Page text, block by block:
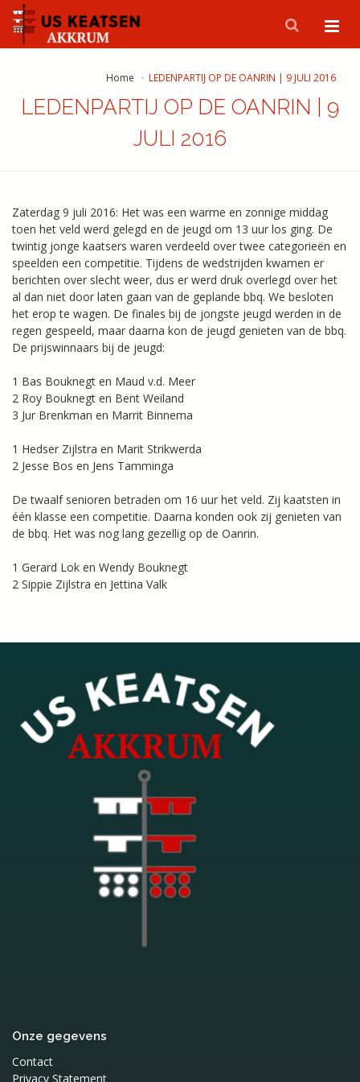
Home LEDENPARTIJ OP DE OANRIN | 9 JULI 2016
LEDENPARTIJ OP DE OANRIN | 9
JULI 2016
Zaterdag 9 juli 2016: Het was een warme en zonnige middag
toen het veld werd gelegd en de jeugd om 13 uur los ging. De
twintig jonge kaatsers waren verdeeld over twee categorieën en
speelden een competitie. Tijdens de wedstrijden kwamen er
berichten over slecht weer, dus er werd druk overlegd over het
al dan niet door laten gaan van de geplande bbq. We besloten
het erop te wagen. De finales bij de jongste jeugd werden in de
regen gespeeld, maar daarna kon de jeugd genieten van de bbq.
De prijswinnaars bij de jeugd:
1 Bas Bouknegt en Maud v.d. Meer
2 Roy Bouknegt en Bent Weiland
3 Jur Brenkman en Marrit Binnema
1 Hedser Zijlstra en Marit Strikwerda
2 Jesse Bos en Jens Tamminga
De twaalf senioren betraden om 16 uur het veld. Zij kaatsten in
één klasse een competitie. Daarna konden ook zij genieten van
de bbq. Het was nog lang gezellig op de Oanrin.
1 Gerard Lok en Wendy Bouknegt
2 Sippie Zijlstra en Jettina Valk
Onze gegevens
Contact
Privacy Statement